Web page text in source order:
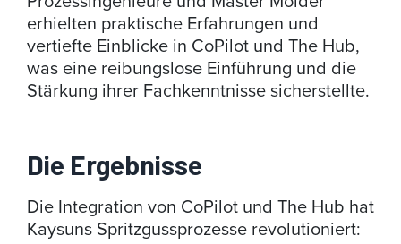
erhielten praktische Erfahrungen und
vertiefte Einblicke in CoPilot und The Hub,
was eine reibungslose Einführung und die
Stärkung ihrer Fachkenntnisse sicherstellte.
Die Ergebnisse
Die Integration von CoPilot und The Hub hat
Kaysuns Spritzgussprozesse revolutioniert: